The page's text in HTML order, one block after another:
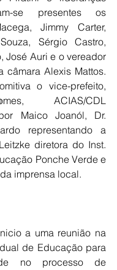
se presentes os
Jimmy Carter,
Sérgio Castro,
José Auri e o vereador
câmara Alexis Mattos.
o vice-prefeito,
ACIAS/CDL
Maico Joanól, Dr.
representando a
diretora do Inst.
Ponche Verde e
imprensa local.
a uma reunião na
de Educação para
no processo de